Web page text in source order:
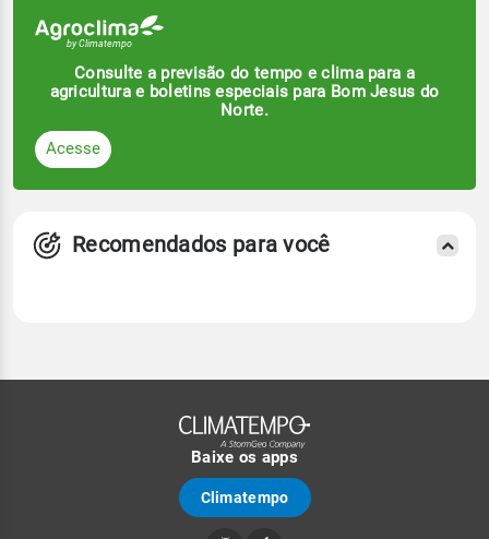
Consulte a previsão do tempo e clima para a
agricultura e boletins especiais para Bom Jesus do
Norte.
Acesse
Recomendados para você
Baixe os apps
Climatempo